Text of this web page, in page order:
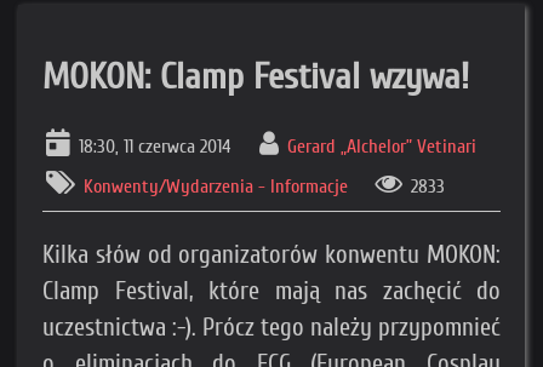
MOKON: Clamp Festival wzywa!
18:30, 11 czerwca 2014
Gerard „Alchelor” Vetinari
Konwenty/Wydarzenia - Informacje
2833
Kilka słów od organizatorów konwentu MOKON:
Clamp Festival, które mają nas zachęcić do
uczestnictwa :-). Prócz tego należy przypomnieć